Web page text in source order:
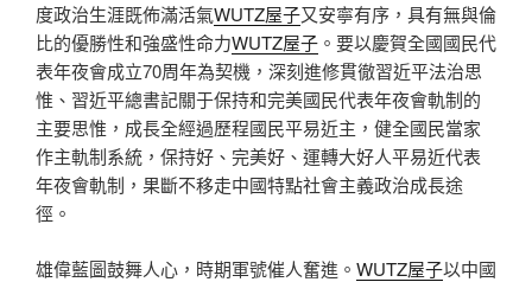
度政治生涯既佈滿活氣WUTZ屋子又安寧有序，具有無與倫
比的優勝性和強盛性命力WUTZ屋子 。要以慶賀全國國民代
表年夜會成立70周年為契機，深刻進修貫徹習近平法治思
惟、習近平總書記關于保持和完美國民代表年夜會軌制的
主要思惟，成長全經過歷程國民平易近主，健全國民當家
作主軌制系統，保持好、完美好、運轉大好人平易近代表
年夜會軌制，果斷不移走中國特點社會主義政治成長途
徑。
雄偉藍圖鼓舞人心，時期軍號催人奮進。 WUTZ屋子以中國